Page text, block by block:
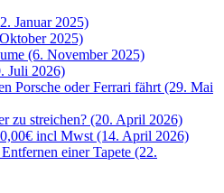
Januar 2025)
2025)
(6. November 2025)
Juli 2026)
Porsche oder Ferrari fährt (29. Mai
zu streichen? (20. April 2026)
incl Mwst (14. April 2026)
einer Tapete (22.